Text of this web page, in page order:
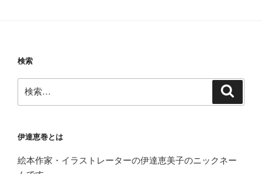
検索
索:
伊達恵巻とは
絵本作家・イラストレーターの伊達恵美子のニックネー